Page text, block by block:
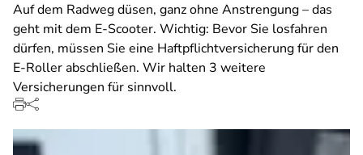
Auf dem Radweg düsen, ganz ohne Anstrengung – das
geht mit dem E-Scooter. Wichtig: Bevor Sie losfahren
dürfen, müssen Sie eine Haftpflichtversicherung für den
E-Roller abschließen. Wir halten 3 weitere
Versicherungen für sinnvoll.